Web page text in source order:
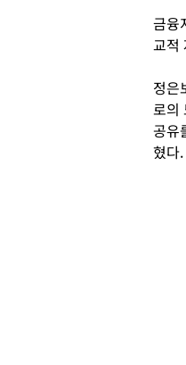
금융
교적
정은
로의
공유
혔다.